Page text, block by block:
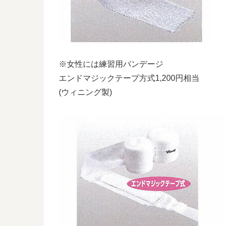
※女性には練習用バンデージ
エンドマジックテープ方式1,200円相当
(ウィニング製)